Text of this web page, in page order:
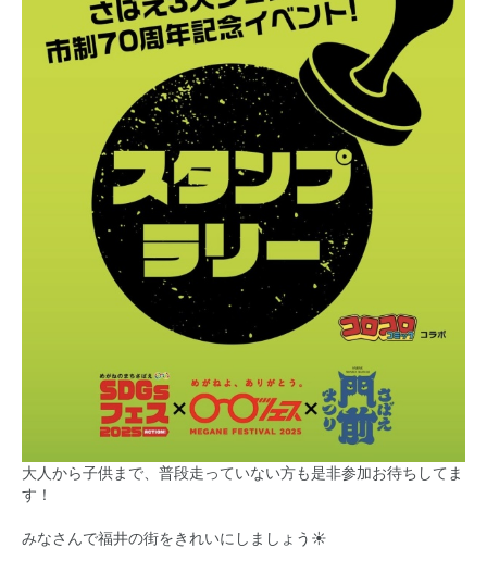
大人から子供まで、普段走っていない方も是非参加お待ちしてま
す！
みなさんで福井の街をきれいにしましょう☀️